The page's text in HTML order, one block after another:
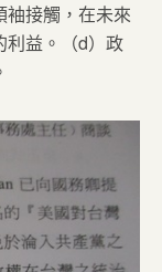
接觸，在未來
利益。（d）政